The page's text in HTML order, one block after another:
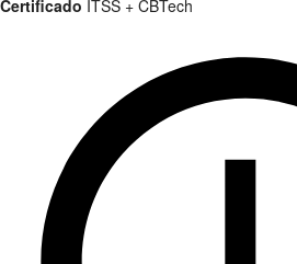
Certificado ITSS + CBTech